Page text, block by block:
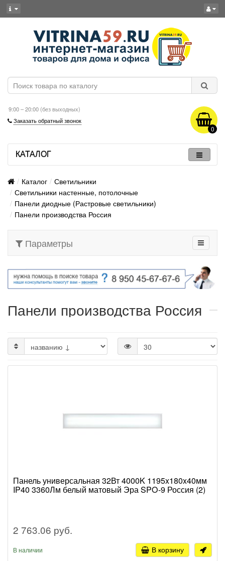
9:00 – 20:00 (без выходных)
Заказать обратный звонок
0
КАТАЛОГ
Каталог
Светильники
Светильники настенные, потолочные
Панели диодные (Растровые светильники)
Панели производства Россия
Параметры
Панели производства Россия
Панель универсальная 32Вт 4000K 1195x180x40мм
IP40 3360Лм белый матовый Эра SPO-9 Россия (2)
2 763.06 руб.
В наличии В корзину